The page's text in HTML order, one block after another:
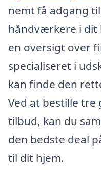
nemt få adgang
håndværkere i dit
en oversigt over
specialiseret i
kan finde den
Ved at bestille
tilbud, kan du
den bedste deal
til dit hjem.